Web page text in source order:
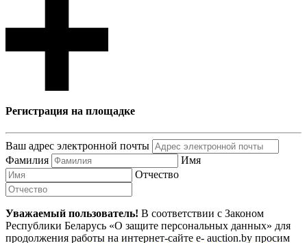
Регистрация на площадке
Ваш адрес электронной почты
Фамилия
Имя
Отчество
Уважаемый пользователь! В соответствии с Законом
Республики Беларусь «О защите персональных данных» для
продолжения работы на интернет-сайте e- auction.by просим